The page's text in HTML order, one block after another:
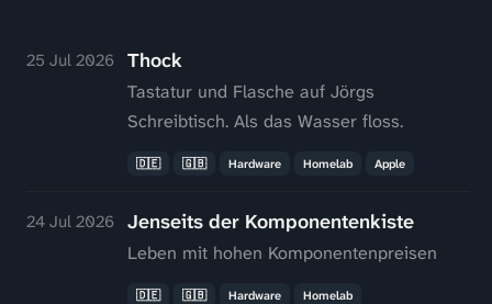
25 Jul 2026 Thock
Tastatur und Flasche auf Jörgs
Schreibtisch. Als das Wasser floss.
🇩🇪 🇬🇧 Hardware Homelab Apple
24 Jul 2026 Jenseits der Komponentenkiste
Leben mit hohen Komponentenpreisen
🇩🇪 🇬🇧 Hardware Homelab